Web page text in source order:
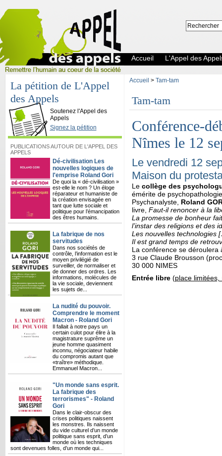
L'Appel des Appels
Accueil L'Appel des
La pétition de L'Appel
des Appels
Soutenez l'Appel des
Appels
Signez la pétition
PUBLICATIONS AUTOUR DE L'APPEL DES
APPELS
Dé-civilisation Les
nouvelles logiques de
l'emprise Roland Gori
De quoi la « dé-civilisation »
est-elle le nom ? Un éloge
réparateur et humaniste de
la création envisagée en
tant que lutte sociale et
politique pour l’émancipation
des êtres humains.
La fabrique de nos
servitudes
Dans nos sociétés de
contrôle, l’information est le
moyen privilégié de
surveiller, de normaliser et
de donner des ordres. Les
informations, molécules de
la vie sociale, deviennent
les sujets de...
La nudité du pouvoir.
Comprendre le moment
Macron - Roland Gori
Il fallait à notre pays un
certain culot pour élire à la
magistrature suprême un
jeune homme quasiment
inconnu, négociateur habile
du compromis autant que
«traître» méthodique.
Emmanuel Macron...
"Un monde sans esprit.
La fabrique des
terrorismes" - Roland
Gori
Dans le clair-obscur des
crises politiques naissent
les monstres. Ils naissent
du vide culturel d’un monde
politique sans esprit, d’un
monde où les techniques
sont devenues folles, d’un monde qui...
Accueil > Tam-tam
Tam-tam
Conférence-
Nîmes le 12
Le vendredi 12
Maison du
Le collège des
émérite de
Psychanalyste, Roland
livre, Faut-il renoncer à la
La promesse de bonheur
l’instar des religions et des
Les nouvelles technologies
Il est grand temps de
La conférence se déroulera
3 rue Claude Brousson
30 000 NIMES
Entrée libre(place limitées,